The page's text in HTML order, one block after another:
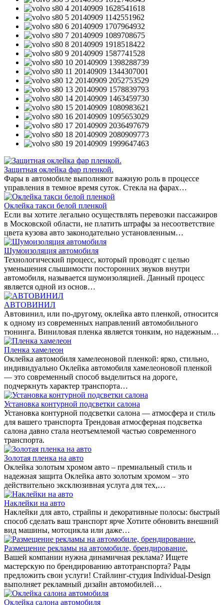
Защитная оклейка фар пленкой.
Фары в автомобиле выполняют важную роль в процессе
управления в темное время суток. Стекла на фарах…
Оклейка такси белой пленкой
Если вы хотите легально осуществлять перевозки пассажиров
в Московской области, не платить штрафы за несоответствие
цвета кузова авто законодательно установленным…
Шумоизоляция автомобиля
Технологический процесс, который проводят с целью
уменьшения слышимости посторонних звуков внутри
автомобиля, называется шумоизоляцией. Данный процесс
является одной из основ…
АВТОВИНИЛ
Автовинил, или по-другому, оклейка авто пленкой, относится
к одному из современных направлений автомобильного
тюнинга. Виниловая пленка является тонким, но надежным…
Пленка хамелеон
Оклейка автомобиля хамелеоновой пленкой: ярко, стильно,
индивидуально Оклейка автомобиля хамелеоновой пленкой
— это современный способ выделиться на дороге,
подчеркнуть характер транспорта…
Установка контурной подсветки салона
Установка контурной подсветки салона — атмосфера и стиль
для вашего транспорта Трендовая атмосферная подсветка
салона давно стала неотъемлемой частью современного
транспорта.
Золотая пленка на авто
Оклейка золотым хромом авто – премиальный стиль и
надежная защита Оклейка авто золотым хромом – это
действительно эксклюзивная услуга для тех,…
Наклейки на авто
Наклейки для авто, страйпы и декоративные полосы: быстрый
способ сделать ваш транспорт ярче Хотите обновить внешний
вид машины, мотоцикла или даже…
Размещение рекламы на автомобиле, брендирование.
Вашей компании нужна динамичная реклама? Ищете
мастерскую по брендированию автотранспорта? Рады
предложить свои услуги! Стайлинг-студия Individual-Design
выполняет рекламный дизайн автомобилей…
Оклейка салона автомобиля